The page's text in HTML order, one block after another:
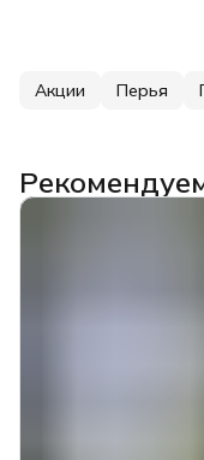
Акции Перья